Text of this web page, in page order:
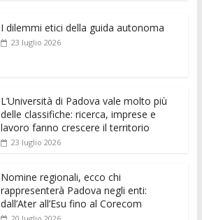
ai
l s
p
ss
e
er
di e di
I dilemmi etici della guida autonoma
23 luglio 2026
L’Università di Padova vale molto più
delle classifiche: ricerca, imprese e
lavoro fanno crescere il territorio
23 luglio 2026
Nomine regionali, ecco chi
rappresenterà Padova negli enti:
dall’Ater all’Esu fino al Corecom